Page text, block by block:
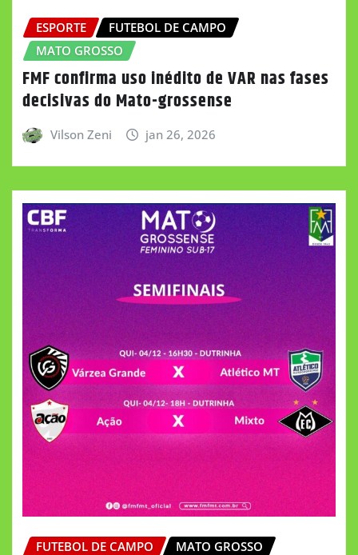
ESPORTE
FUTEBOL DE CAMPO
MATO GROSSO
FMF confirma uso inédito de VAR nas fases
decisivas do Mato-grossense
Vilson Zeni jan 26, 2026
FUTEBOL DE CAMPO
MATO GROSSO